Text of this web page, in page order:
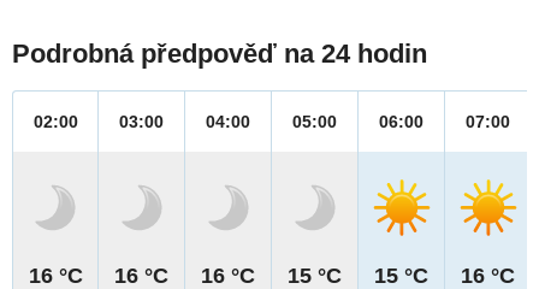
Podrobná předpověď na 24 hodin
02:00
16 °C
03:00
16 °C
04:00
16 °C
05:00
15 °C
06:00
15 °C
07:00
16 °C